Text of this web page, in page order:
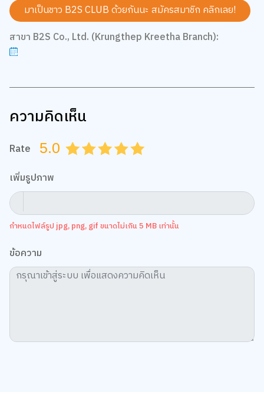
มาเป็นชาว B2S CLUB ด้วยกันนะ สมัครสมาชิก คลิกเลย!
สาขา B2S Co., Ltd. (Krungthep Kreetha Branch):
ความคิดเห็น
Rate 5.0 4.5
4.0
3.5
3.0
2.5
2.0
1.5
1.0
0.5
เพิ่มรูปภาพ
กำหนดไฟล์รูป jpg, png, gif ขนาดไม่เกิน 5 MB เท่านั้น
ข้อความ